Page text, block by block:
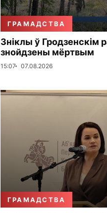
ГРАМАДСТВА
Зніклы ў Гродзенскім
знойдзены мёртвым
15:07 07.08.2026
ГРАМАДСТВА